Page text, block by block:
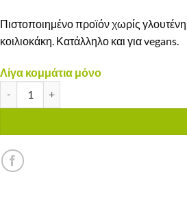
Πιστοποιημένο προϊόν χωρίς
κοιλιοκάκη. Κατάλληλο και για vegans.
Λίγα κομμάτια μόνο